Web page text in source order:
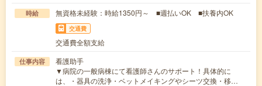
時給 無資格未経験：時給1350円～ ■週払いOK ■扶養内OK
交通費
交通費全額支給
仕事内容
看護助手
▼病院の一般病棟にて看護師さんのサポート！具体的に
は、・器具の洗浄・ベットメイキングやシーツ交換・移…